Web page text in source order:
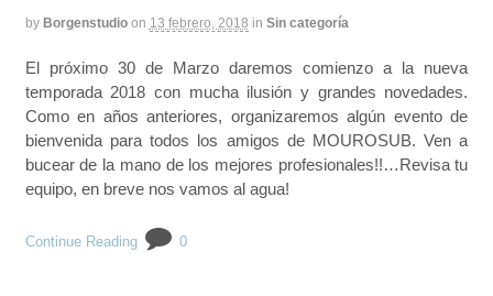
by Borgenstudio on 13 febrero, 2018 in Sin categoría
El próximo 30 de Marzo daremos comienzo a la nueva
temporada 2018 con mucha ilusión y grandes novedades.
Como en años anteriores, organizaremos algún evento de
bienvenida para todos los amigos de MOUROSUB. Ven a
bucear de la mano de los mejores profesionales!!…Revisa tu
equipo, en breve nos vamos al agua!
Continue Reading 0